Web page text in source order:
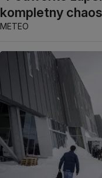
kompletny
METEO